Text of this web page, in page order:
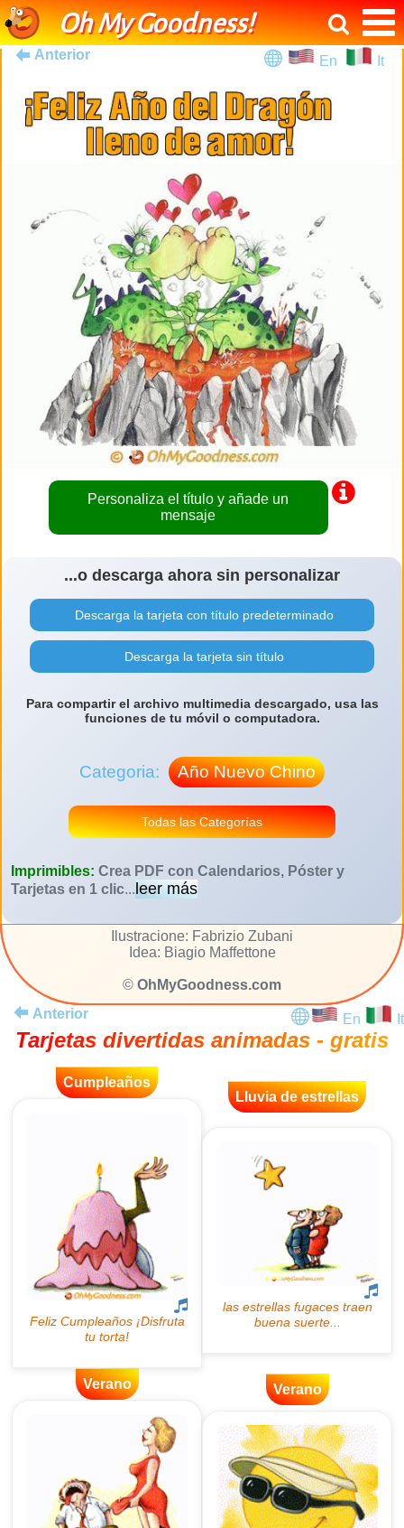
Oh My Goodness!
Anterior En It
Personaliza el título y añade un
mensaje
...o descarga ahora sin personalizar
Descarga la tarjeta con título predeterminado
Descarga la tarjeta sin título
Para compartir el archivo multimedia descargado, usa las
funciones de tu móvil o computadora.
Categoria: Año Nuevo Chino
Todas las Categorías
Imprimibles: Crea PDF con Calendarios, Póster y
Tarjetas en 1 clic...leer más
Ilustracione: Fabrizio Zubani
Idea: Biagio Maffettone
© OhMyGoodness.com
Anterior
En It
Tarjetas divertidas animadas - gratis
Cumpleaños
Lluvia de estrellas
Verano Verano